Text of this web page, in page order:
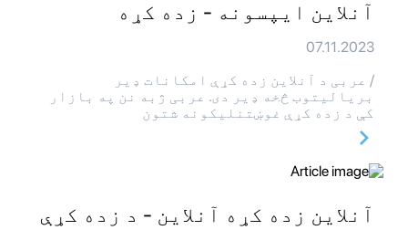
آنلاین ایپسونه - زده کړه
07.11.2023
/ عربی د آنلاین زده کړې امکانات ډیر
بریالیتوب څخه ډیر دی. عربی ژبه نن په بازار
کې د زده کړې غوښتنلیکونه شتون
آنلاین زده کړه آنلاین - د زده کړې